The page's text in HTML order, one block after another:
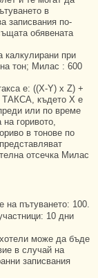
в
записвания по-
обявената
калкулирани при
тон; Милас : 600
е: ((X-Y) x Z) +
където X е
или по време
горивото,
в тонове по
отсечка Милас
на пътуването: 100.
10 дни
може да бъде
в случай на
записвания